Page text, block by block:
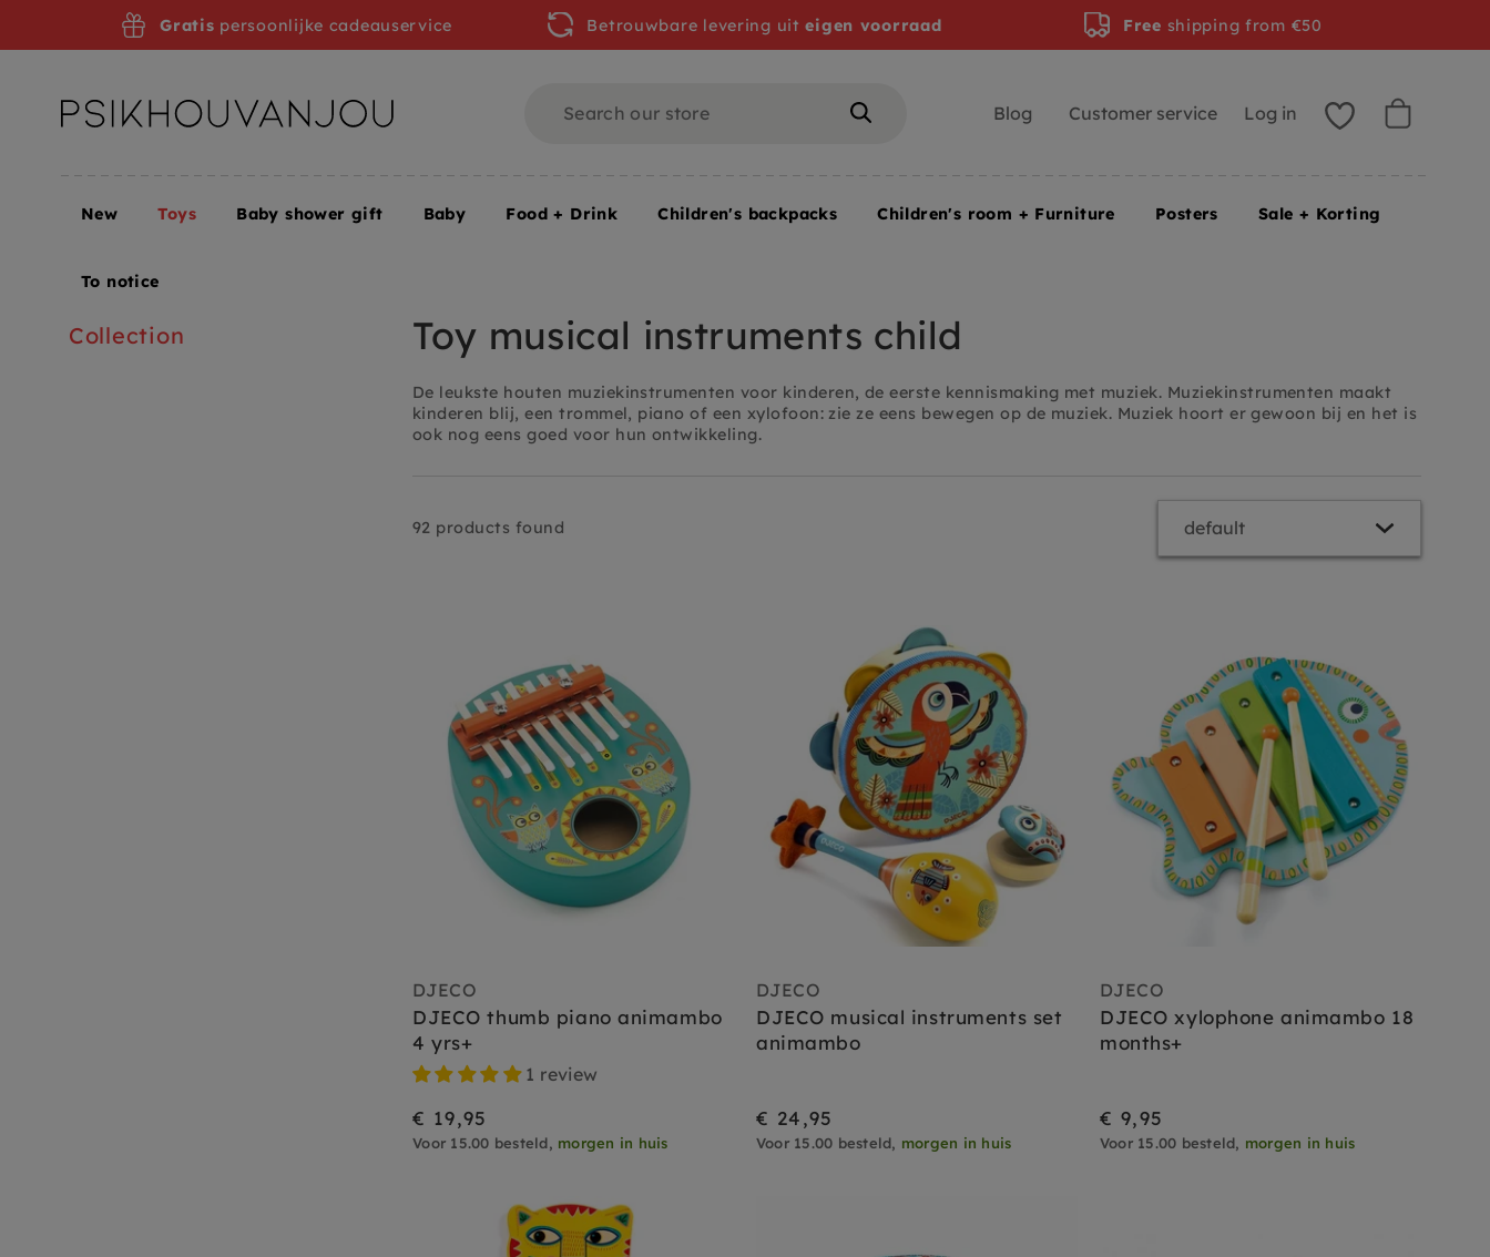
Home Toys
Toy musical instruments child
De leukste houten muziekinstrumenten voor kinderen, de eerste kennismaking met muziek. Muziekinstrumenten maakt
kinderen blij, een trommel, piano of een xylofoon: zie ze eens bewegen op de muziek. Muziek hoort er gewoon bij en het is
ook nog eens goed voor hun ontwikkeling.
92 products found
DJECO
DJECO thumb piano animambo
4 yrs+
1 review
€ 19,95
Voor 15.00 besteld, morgen in huis
DJECO
DJECO musical instruments set
animambo
€ 24,95
Voor 15.00 besteld, morgen in huis
DJECO
DJECO xylophone animambo 18
months+
€ 9,95
Voor 15.00 besteld, morgen in huis
Collection
Gratis persoonlijke cadeauservice Betrouwbare levering uiteigen voorraad Free shipping from €50
Blog Customer service Log in
New Toys Baby shower gift Baby Food + Drink Children's backpacks Children's room + Furniture Posters Sale + Korting
To notice